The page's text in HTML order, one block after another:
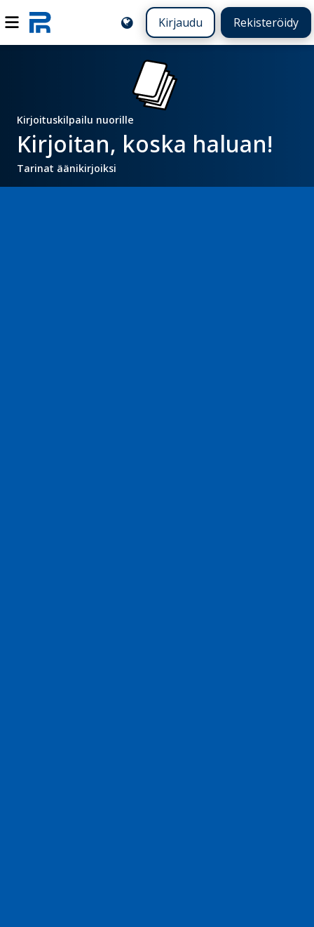
Kirjaudu Rekisteröidy
Kirjoituskilpailu nuorille
Kirjoitan, koska haluan!
Tarinat äänikirjoiksi